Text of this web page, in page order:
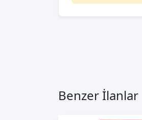
Benzer İlanlar